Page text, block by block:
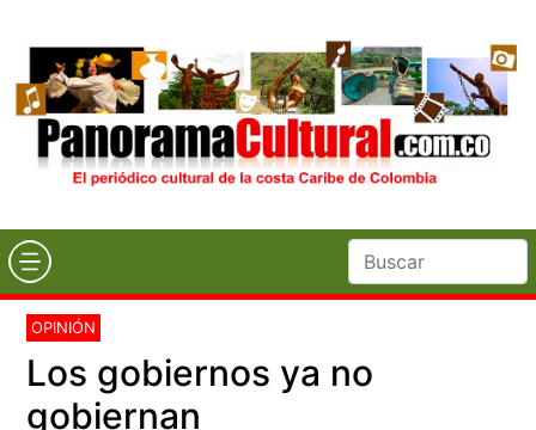
OPINIÓN
Los gobiernos ya no
gobiernan